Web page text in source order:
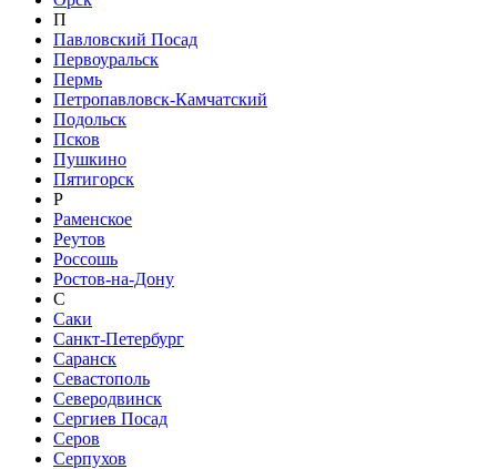
П
Павловский Посад
Первоуральск
Пермь
Петропавловск-Камчатский
Подольск
Псков
Пушкино
Пятигорск
Р
Раменское
Реутов
Россошь
Ростов-на-Дону
С
Саки
Санкт-Петербург
Саранск
Севастополь
Северодвинск
Сергиев Посад
Серов
Серпухов